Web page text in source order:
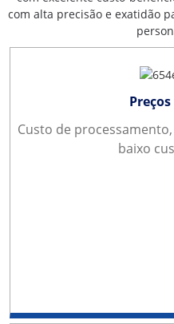
com alta precisão e exatidão
Custo de
baixo